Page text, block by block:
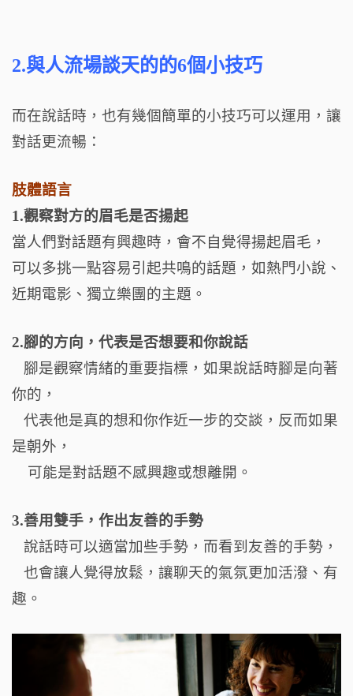
2.與人流場談天的的6個小技巧
而在說話時，也有幾個簡單的小技巧可以運用，讓
對話更流暢：
肢體語言
1.觀察對方的眉毛是否揚起
當人們對話題有興趣時，會不自覺得揚起眉毛，
可以多挑一點容易引起共鳴的話題，如熱門小說、
近期電影、獨立樂團的主題。
2.腳的方向，代表是否想要和你說話
腳是觀察情緒的重要指標，如果說話時腳是向著
你的，
代表他是真的想和你作近一步的交談，反而如果
是朝外，
可能是對話題不感興趣或想離開。
3.善用雙手，作出友善的手勢
說話時可以適當加些手勢，而看到友善的手勢，
也會讓人覺得放鬆，讓聊天的氣氛更加活潑、有
趣。